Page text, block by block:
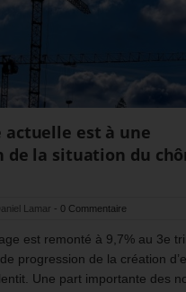
actuelle est à une
de la situation du
Lamar - 0 Commentaire
est remonté à 9,7% au 3e
progression de la création
Une part importante des